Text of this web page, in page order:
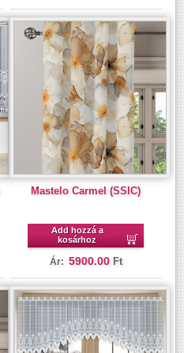
Mastelo Carmel (SSIC)
Add hozzá a
kosárhoz
Ár: 5900.00 Ft